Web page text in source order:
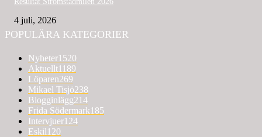
4 juli, 2026
POPULÄRA KATEGORIER
Nyheter1520
Aktuellt1189
Löparen269
Mikael Tisjö238
Blogginlägg214
Frida Södermark185
Intervjuer124
Eskil120